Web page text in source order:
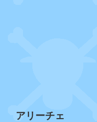
アリーチェ